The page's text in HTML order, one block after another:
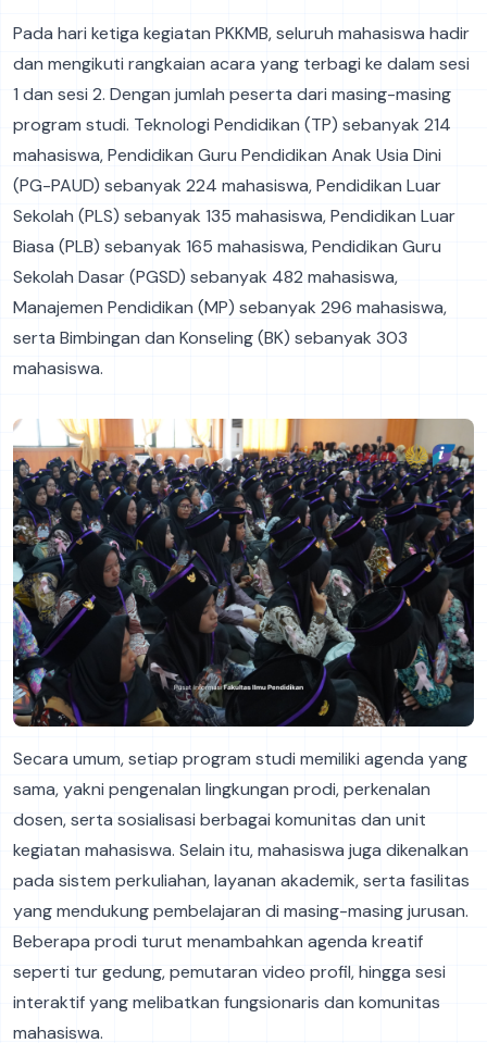
Pada hari ketiga kegiatan PKKMB, seluruh mahasiswa hadir
dan mengikuti rangkaian acara yang terbagi ke dalam sesi
1 dan sesi 2. Dengan jumlah peserta dari masing-masing
program studi. Teknologi Pendidikan (TP) sebanyak 214
mahasiswa, Pendidikan Guru Pendidikan Anak Usia Dini
(PG-PAUD) sebanyak 224 mahasiswa, Pendidikan Luar
Sekolah (PLS) sebanyak 135 mahasiswa, Pendidikan Luar
Biasa (PLB) sebanyak 165 mahasiswa, Pendidikan Guru
Sekolah Dasar (PGSD) sebanyak 482 mahasiswa,
Manajemen Pendidikan (MP) sebanyak 296 mahasiswa,
serta Bimbingan dan Konseling (BK) sebanyak 303
mahasiswa.
Secara umum, setiap program studi memiliki agenda yang
sama, yakni pengenalan lingkungan prodi, perkenalan
dosen, serta sosialisasi berbagai komunitas dan unit
kegiatan mahasiswa. Selain itu, mahasiswa juga dikenalkan
pada sistem perkuliahan, layanan akademik, serta fasilitas
yang mendukung pembelajaran di masing-masing jurusan.
Beberapa prodi turut menambahkan agenda kreatif
seperti tur gedung, pemutaran video profil, hingga sesi
interaktif yang melibatkan fungsionaris dan komunitas
mahasiswa.